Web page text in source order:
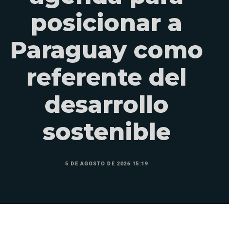
posicionar a
Paraguay como
referente del
desarrollo
sostenible
5 DE AGOSTO DE 2026 15:19